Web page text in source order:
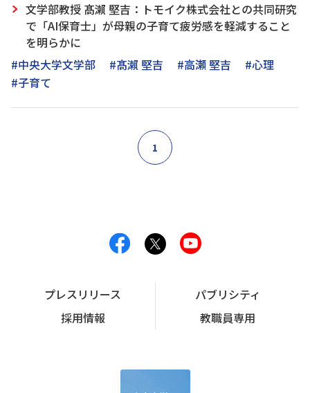
文学部教授 髙瀨 堅吉：トモイク株式会社との共同研究
で「AI保育士」が母親の子育て疲労感を軽減すること
を明らかに
#中央大学文学部
#髙瀨 堅吉 #高瀬 堅吉
#心理
#子育て
1
プレスリリース
パブリシティ
採用情報
教職員専用